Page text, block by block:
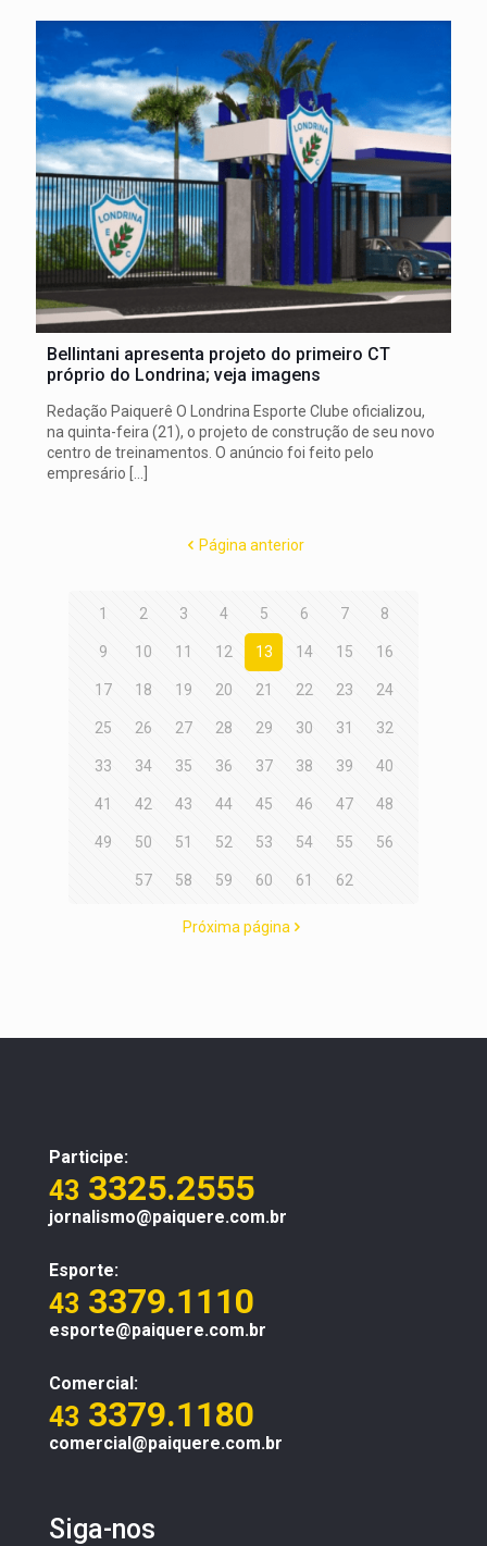
Bellintani apresenta projeto do primeiro CT
próprio do Londrina; veja imagens
Redação Paiquerê O Londrina Esporte Clube oficializou,
na quinta-feira (21), o projeto de construção de seu novo
centro de treinamentos. O anúncio foi feito pelo
empresário […]
Página anterior
1 2 3 4 5 6 7 8
9 10 11 12 13 14 15 16
17 18 19 20 21 22 23 24
25 26 27 28 29 30 31 32
33 34 35 36 37 38 39 40
41 42 43 44 45 46 47 48
49 50 51 52 53 54 55 56
57 58 59 60 61 62
Próxima página
Participe:
43 3325.2555
jornalismo@paiquere.com.br
Esporte:
43 3379.1110
esporte@paiquere.com.br
Comercial:
43 3379.1180
comercial@paiquere.com.br
Siga-nos